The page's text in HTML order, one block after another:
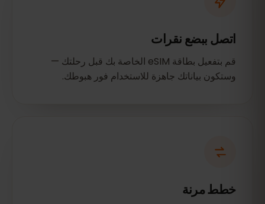
اتصل ببضع نقرات
قم بتفعيل بطاقة eSIM الخاصة بك قبل رحلتك —
وستكون بياناتك جاهزة للاستخدام فور هبوطك.
خطط مرنة